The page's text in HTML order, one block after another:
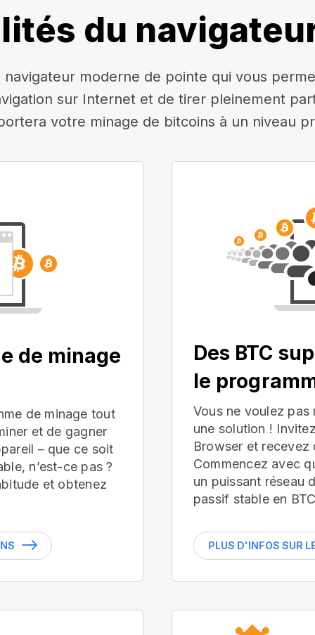
du
moderne de pointe qui vous
sur Internet et de tirer pleinement
votre minage de bitcoins à un niveau
de minage
de minage tout
et de gagner
– que ce soit
n’est-ce pas ?
et obtenez
Des BTC
le
Vous ne voulez pas
une solution !
Browser et recevez
Commencez avec
un puissant réseau
passif stable en
PLUS D'INFOS SUR